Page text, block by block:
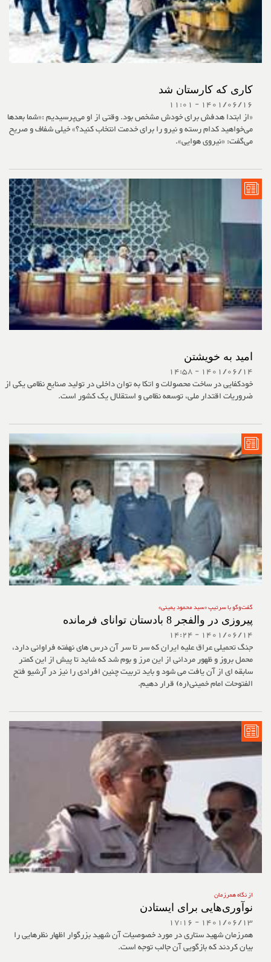
کاری‌ که کارستان شد
1401/06/16 - 11:01
«از ابتدا هدفش برای خودش مشخص بود. وقتی از او می‌پرسیدیم :«شما بعدها
می‌خواهید کدام رسته و نیرو را برای خدمت انتخاب کنید؟» خیلی شفاف و صریح
می‌گفت: «نیروی هوایی».
امید به خویشتن
1401/06/14 - 14:58
خودکفایی در ساخت محصولات و اتکا به توان داخلی در تولید صنایع نظامی یکی از
ضروریات اقتدار ملی، توسعه نظامی و استقلال یک کشور است.
گفت‌وگو با سرتیپ «سید محمود یمینی»
پیروزی در والفجر 8 بادستان توانای فرمانده
1401/06/14 - 14:24
جنگ تحمیلی عراق علیه ایران که سر تا سر آن درس های نهفته فراوانی دارد،
محمل بروز و ظهور مردانی از این مرز و بوم شد که شاید تا پیش از این کمتر
سابقه ای از آن یافت می شود و باید تربیت چنین افرادی را نیز در آرشیو فتح
الفتوحات امام خمینی(ره) قرار دهیم.
از نگاه همرزمان
نوآوری‌هایی برای ایستادن
1401/06/13 - 17:16
همرزمان شهید ستاری در مورد خصوصیات آن شهید بزرگوار اظهار نظرهایی را
بیان کردند که بازگویی آن جالب توجه است.